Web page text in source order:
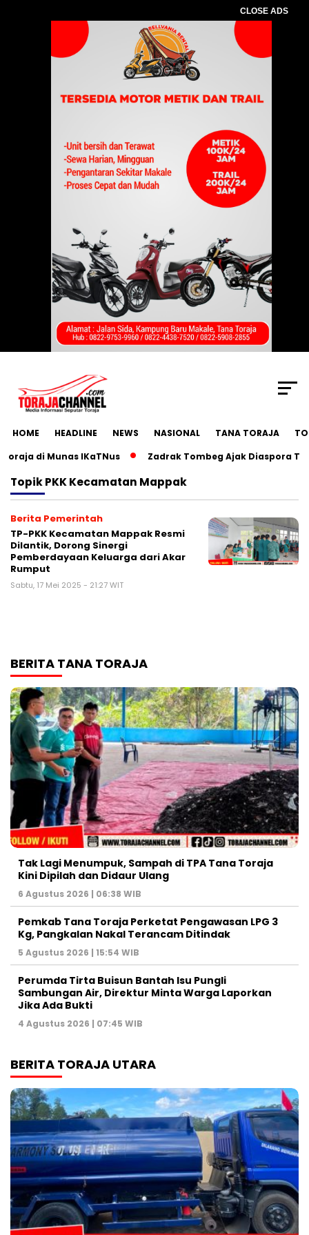
CLOSE ADS
HOME HEADLINE NEWS NASIONAL TANA TORAJA
di Munas IKaTNus
Zadrak Tombeg Ajak Diaspora
TopikPKK Kecamatan Mappak
Berita Pemerintah
TP-PKK Kecamatan Mappak Resmi
Dilantik, Dorong Sinergi
Pemberdayaan Keluarga dari Akar
Rumput
Sabtu, 17 Mei 2025 - 21:27 WIT
BERITA TANA TORAJA
Tak Lagi Menumpuk, Sampah di TPA Tana Toraja
Kini Dipilah dan Didaur Ulang
6 Agustus 2026 | 06:38 WIB
Pemkab Tana Toraja Perketat Pengawasan LPG 3
Kg, Pangkalan Nakal Terancam Ditindak
5 Agustus 2026 | 15:54 WIB
Perumda Tirta Buisun Bantah Isu Pungli
Sambungan Air, Direktur Minta Warga Laporkan
Jika Ada Bukti
4 Agustus 2026 | 07:45 WIB
BERITA TORAJA UTARA